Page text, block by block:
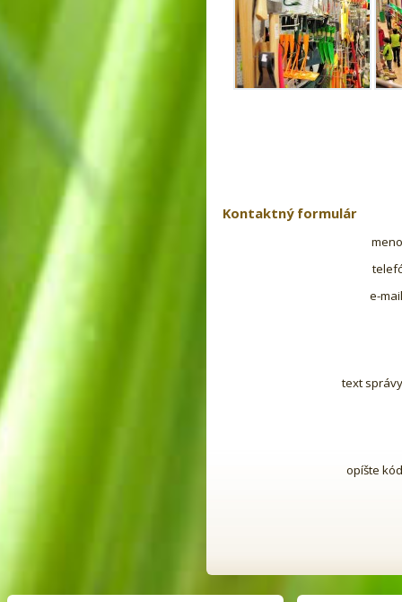
Kontaktný formulár
meno
e-mail
text správy
opíšte kód